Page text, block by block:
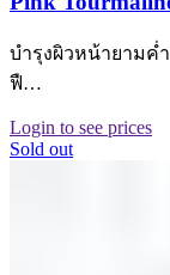
บำรุงผิวหน้ายามค่
ฟื…
Login to see prices
Sold out